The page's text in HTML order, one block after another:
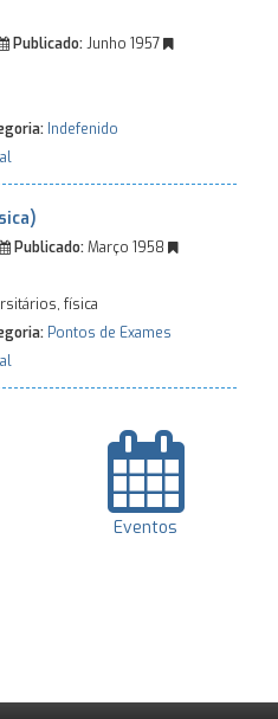
Publicado:Junho 1957
Indefenido
Publicado:Março 1958
física
Pontos de Exames
Eventos